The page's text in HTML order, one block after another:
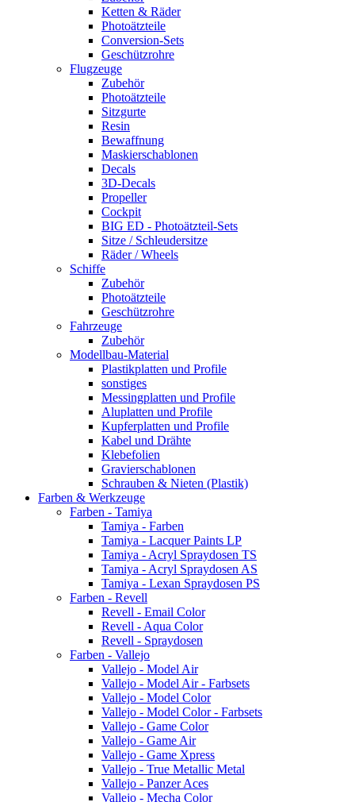
Ketten & Räder
Photoätzteile
Conversion-Sets
Geschützrohre
Flugzeuge
Zubehör
Photoätzteile
Sitzgurte
Resin
Bewaffnung
Maskierschablonen
Decals
3D-Decals
Propeller
Cockpit
BIG ED - Photoätzteil-Sets
Sitze / Schleudersitze
Räder / Wheels
Schiffe
Zubehör
Photoätzteile
Geschützrohre
Fahrzeuge
Zubehör
Modellbau-Material
Plastikplatten und Profile
sonstiges
Messingplatten und Profile
Aluplatten und Profile
Kupferplatten und Profile
Kabel und Drähte
Klebefolien
Gravierschablonen
Schrauben & Nieten (Plastik)
Farben & Werkzeuge
Farben - Tamiya
Tamiya - Farben
Tamiya - Lacquer Paints LP
Tamiya - Acryl Spraydosen TS
Tamiya - Acryl Spraydosen AS
Tamiya - Lexan Spraydosen PS
Farben - Revell
Revell - Email Color
Revell - Aqua Color
Revell - Spraydosen
Farben - Vallejo
Vallejo - Model Air
Vallejo - Model Air - Farbsets
Vallejo - Model Color
Vallejo - Model Color - Farbsets
Vallejo - Game Color
Vallejo - Game Air
Vallejo - Game Xpress
Vallejo - True Metallic Metal
Vallejo - Panzer Aces
Vallejo - Mecha Color